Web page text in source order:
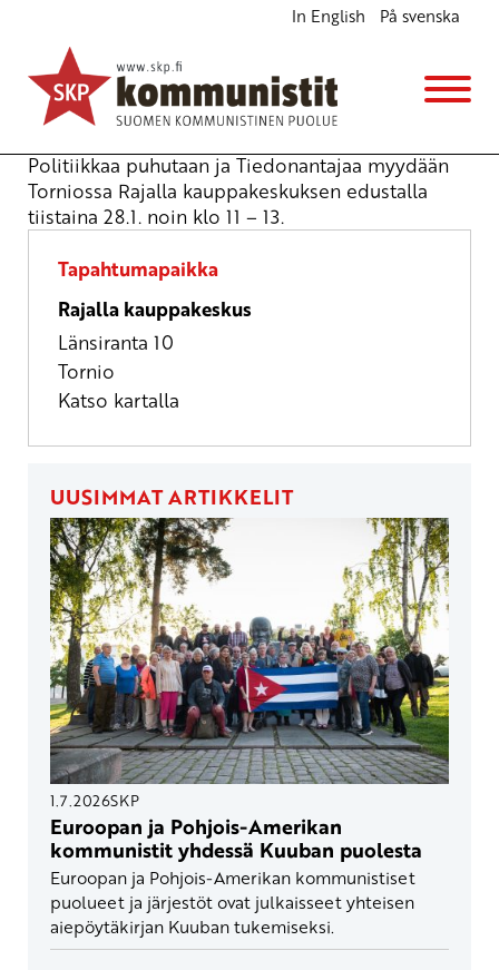
In English På svenska
Tiedonantajaa myydään Torniossa
Katukampanjointi
ti 28.1.2025 klo 11:00
Politiikkaa puhutaan ja Tiedonantajaa myydään
Torniossa Rajalla kauppakeskuksen edustalla
tiistaina 28.1. noin klo 11 – 13.
Tapahtumapaikka
Rajalla kauppakeskus
Länsiranta 10
Tornio
Katso kartalla
UUSIMMAT ARTIKKELIT
1.7.2026SKP
Euroopan ja Pohjois-Amerikan
kommunistit yhdessä Kuuban puolesta
Euroopan ja Pohjois-Amerikan kommunistiset
puolueet ja järjestöt ovat julkaisseet yhteisen
aiepöytäkirjan Kuuban tukemiseksi.